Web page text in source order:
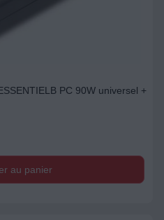
PC 90W universel +
au panier